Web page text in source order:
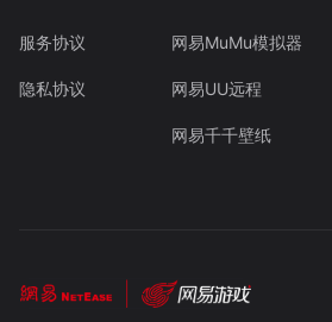
服务协议
隐私协议
网易MuMu模拟器
网易UU远程
网易千千壁纸